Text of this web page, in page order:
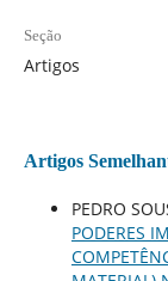
Seção
Artigos
Artigos
PEDRO
PODERES